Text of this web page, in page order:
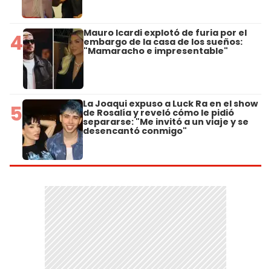
4 Mauro Icardi explotó de furia por el
embargo de la casa de los sueños:
"Mamaracho e impresentable"
5 La Joaqui expuso a Luck Ra en el show
de Rosalía y reveló cómo le pidió
separarse: "Me invitó a un viaje y se
desencantó conmigo"